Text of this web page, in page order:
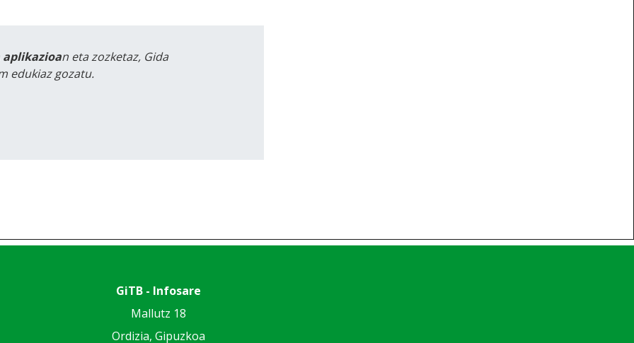
aplikazioan eta zozketaz, Gida
edukiaz gozatu.
GiTB - Infosare
Mallutz 18
Ordizia, Gipuzkoa